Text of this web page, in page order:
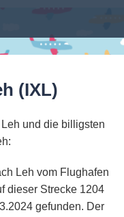
(IXL)
und die billigsten
Leh vom Flughafen
dieser Strecke 1204
gefunden. Der